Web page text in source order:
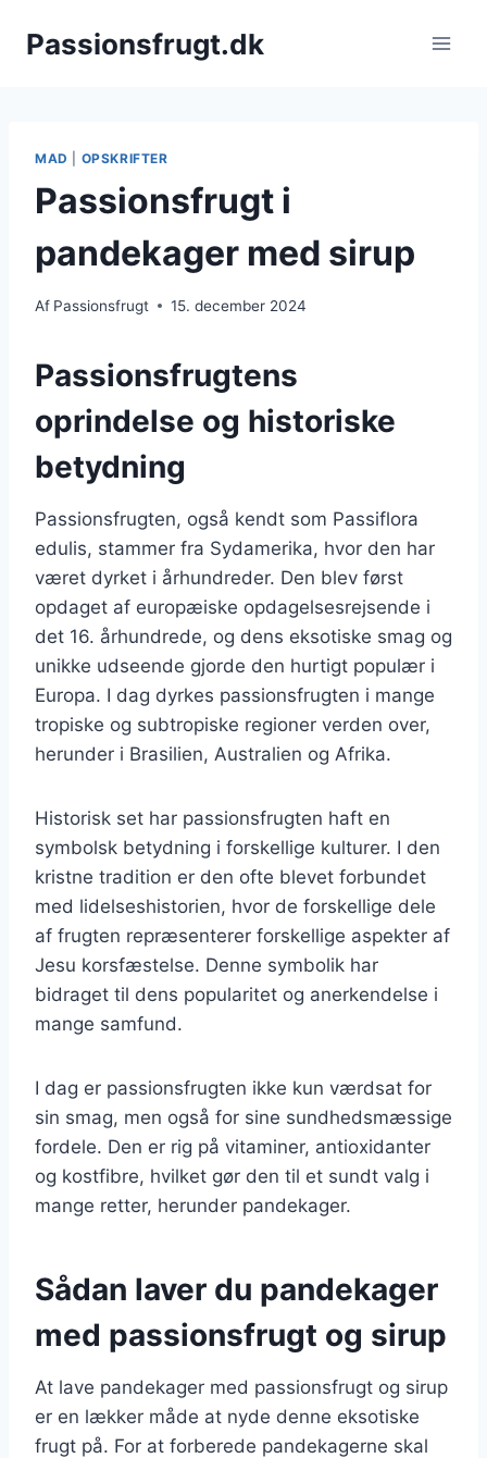
Passionsfrugt.dk
MAD OPSKRIFTER
Passionsfrugt i
pandekager med sirup
Af Passionsfrugt 15. december 2024
Passionsfrugtens
oprindelse og historiske
betydning
Passionsfrugten, også kendt som Passiflora
edulis, stammer fra Sydamerika, hvor den har
været dyrket i århundreder. Den blev først
opdaget af europæiske opdagelsesrejsende i
det 16. århundrede, og dens eksotiske smag og
unikke udseende gjorde den hurtigt populær i
Europa. I dag dyrkes passionsfrugten i mange
tropiske og subtropiske regioner verden over,
herunder i Brasilien, Australien og Afrika.
Historisk set har passionsfrugten haft en
symbolsk betydning i forskellige kulturer. I den
kristne tradition er den ofte blevet forbundet
med lidelseshistorien, hvor de forskellige dele
af frugten repræsenterer forskellige aspekter af
Jesu korsfæstelse. Denne symbolik har
bidraget til dens popularitet og anerkendelse i
mange samfund.
I dag er passionsfrugten ikke kun værdsat for
sin smag, men også for sine sundhedsmæssige
fordele. Den er rig på vitaminer, antioxidanter
og kostfibre, hvilket gør den til et sundt valg i
mange retter, herunder pandekager.
Sådan laver du pandekager
med passionsfrugt og sirup
At lave pandekager med passionsfrugt og sirup
er en lækker måde at nyde denne eksotiske
frugt på. For at forberede pandekagerne skal